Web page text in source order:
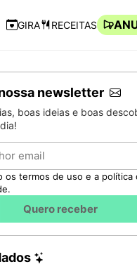
Navegação Rápida
GIRA RECEITAS
newsletter
boas ideias e boas
os termos de uso e a política
Quero receber